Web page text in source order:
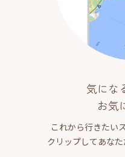
気にな
お気
これから行きたい
クリップしてあなた